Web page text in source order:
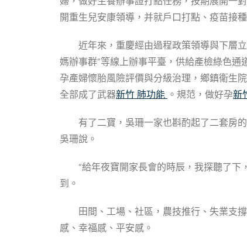
開重生兒安康領導，并就戶口打點、疫苗接
近年來，重慶經由過程政策領導與下層
媽辦事群”等線上辦事平臺，供給產檢綠色
孕產婦懷胎風險評價與分級治理，鄉鎮衛生
全部成了武器新竹 肺功能 。規范，做好孕新
有了二寶，吳珊一家也斟酌起了二套房
吳珊說。
“給年夜寶開家長會的時辰，我探聽了
到。
田間、工場、社區，農技推行、失業支
感、幸福感、平安感。